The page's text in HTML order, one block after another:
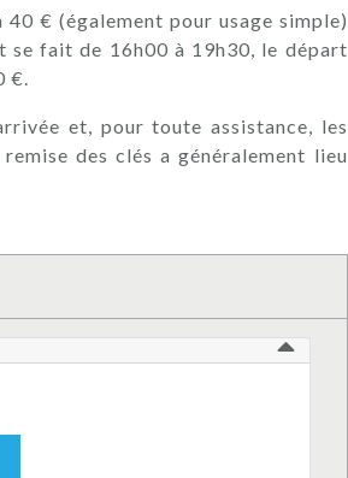
€ (également pour usage simple)
se fait de 16h00 à 19h30, le départ
€.
et, pour toute assistance, les
des clés a généralement lieu